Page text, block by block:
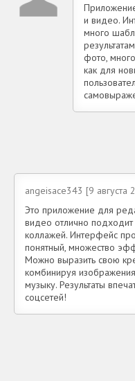
и видео.
много
фото,
как для
angeisace343 [9 августа
Это приложение для
видео отлично
коллажей. Интерфейс
понятный, множество
Можно выразить свою
комбинируя
музыку. Результаты
соцсетей!